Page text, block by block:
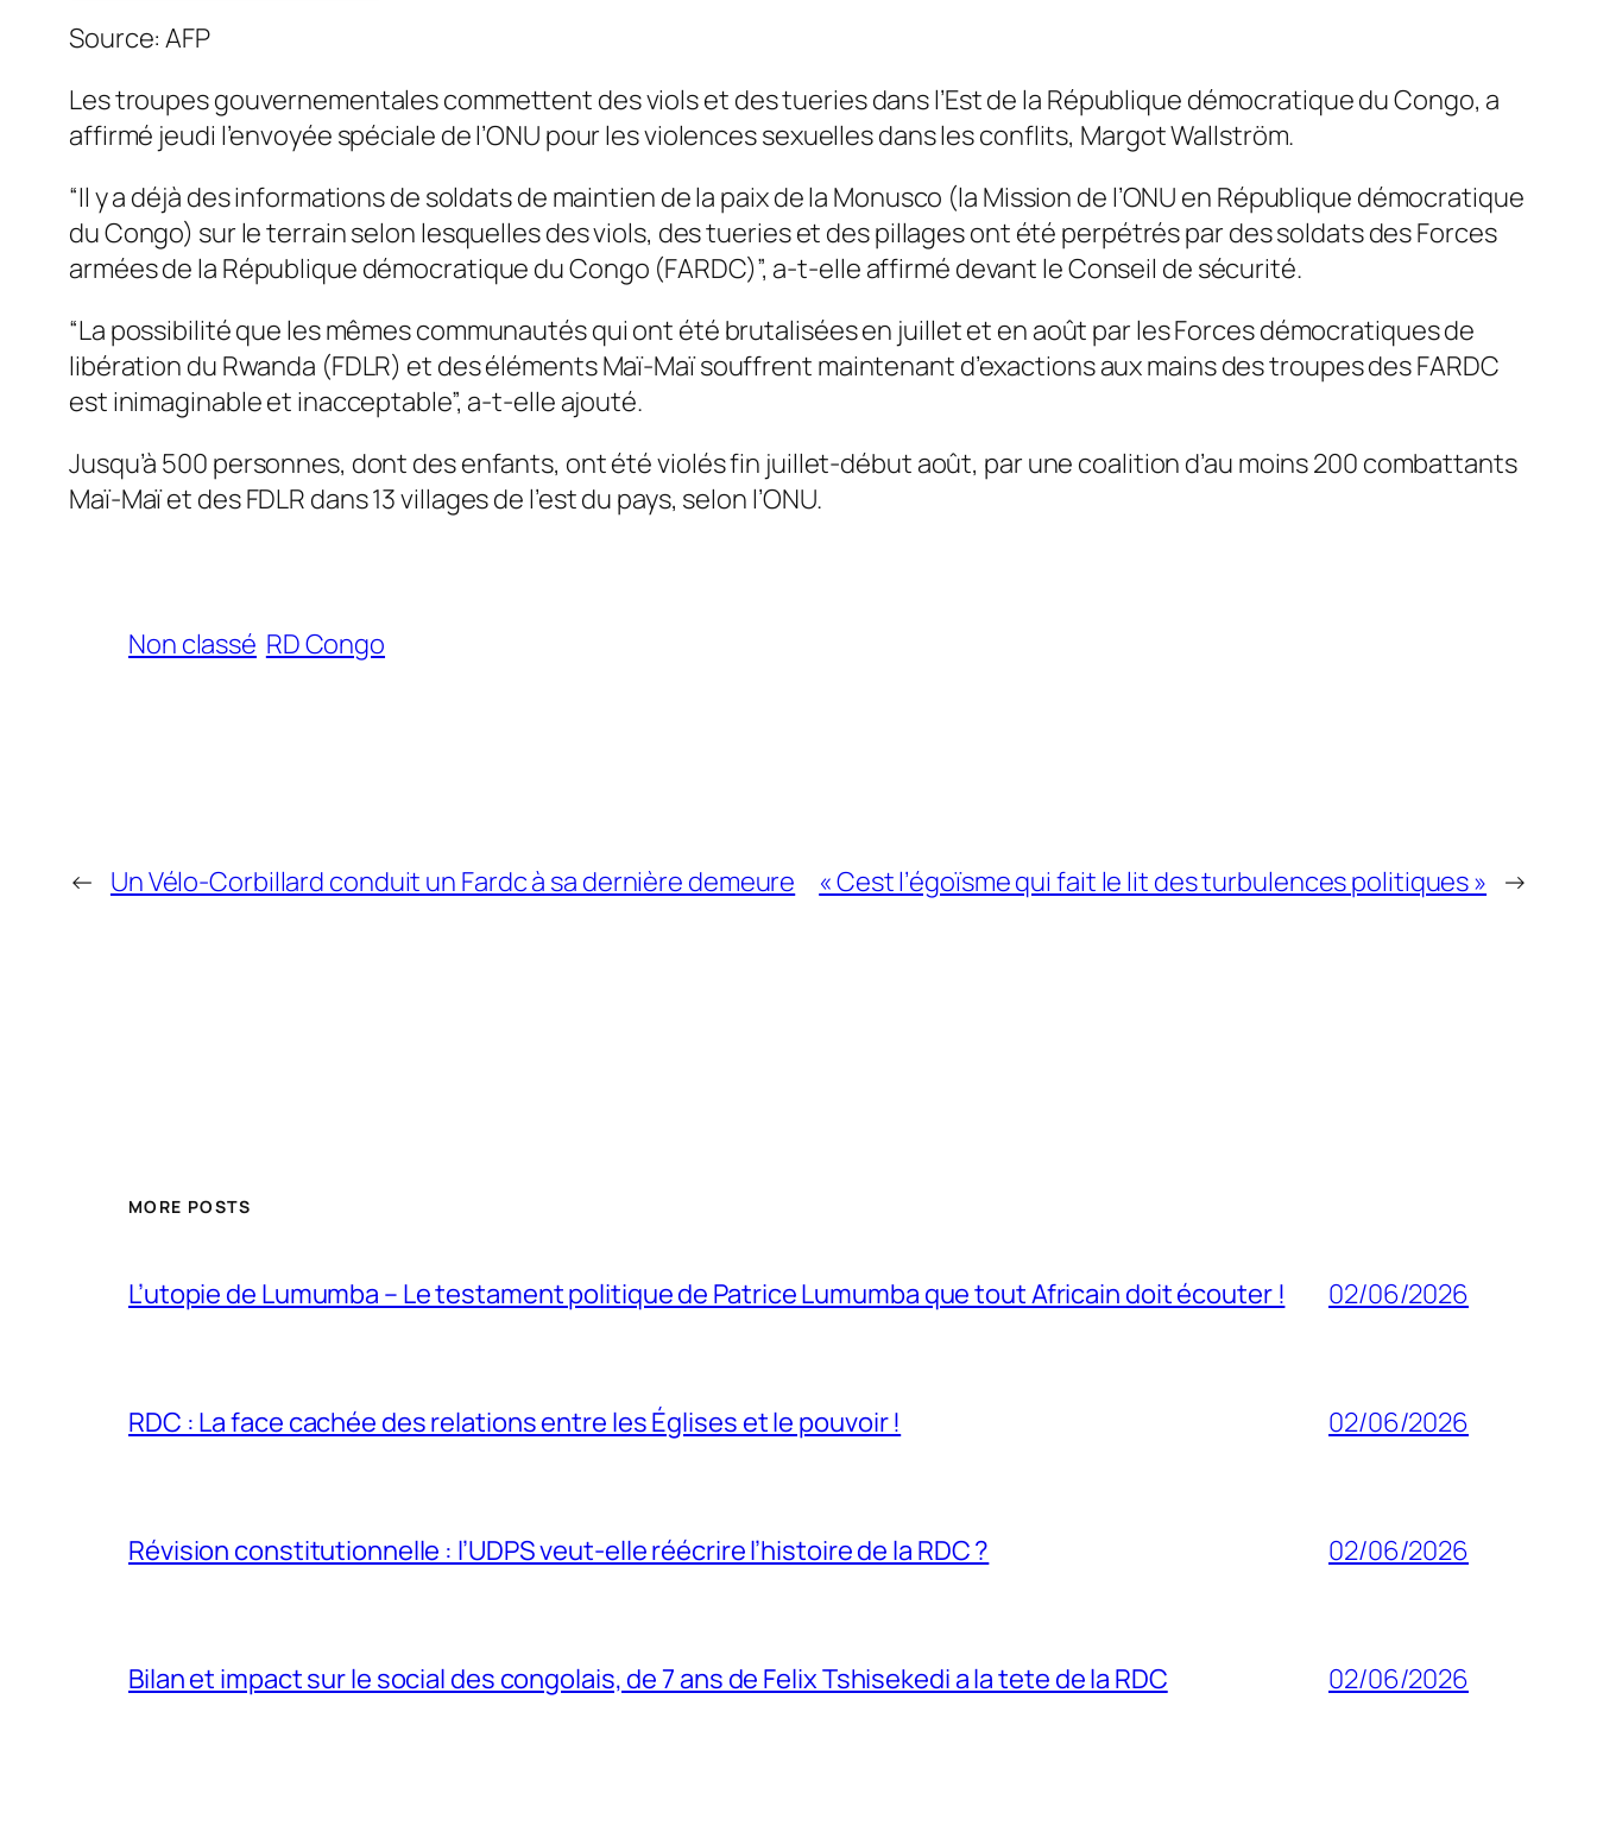
Source: AFP
Les troupes gouvernementales commettent des viols et des tueries dans l’Est de la République démocratique du Congo, a
affirmé jeudi l’envoyée spéciale de l’ONU pour les violences sexuelles dans les conflits, Margot Wallström.
“Il y a déjà des informations de soldats de maintien de la paix de la Monusco (la Mission de l’ONU en République démocratique
du Congo) sur le terrain selon lesquelles des viols, des tueries et des pillages ont été perpétrés par des soldats des Forces
armées de la République démocratique du Congo (FARDC)”, a-t-elle affirmé devant le Conseil de sécurité.
“La possibilité que les mêmes communautés qui ont été brutalisées en juillet et en août par les Forces démocratiques de
libération du Rwanda (FDLR) et des éléments Maï-Maï souffrent maintenant d’exactions aux mains des troupes des FARDC
est inimaginable et inacceptable”, a-t-elle ajouté.
Jusqu’à 500 personnes, dont des enfants, ont été violés fin juillet-début août, par une coalition d’au moins 200 combattants
Maï-Maï et des FDLR dans 13 villages de l’est du pays, selon l’ONU.
Non classé RD Congo
← Un Vélo-Corbillard conduit un Fardc à sa dernière demeure « Cest l’égoïsme qui fait le lit des turbulences politiques » →
MORE POSTS
L’utopie de Lumumba – Le testament politique de Patrice Lumumba que tout Africain doit écouter ! 02/06/2026
RDC : La face cachée des relations entre les Églises et le pouvoir ! 02/06/2026
Révision constitutionnelle : l’UDPS veut-elle réécrire l’histoire de la RDC ? 02/06/2026
Bilan et impact sur le social des congolais, de 7 ans de Felix Tshisekedi a la tete de la RDC 02/06/2026